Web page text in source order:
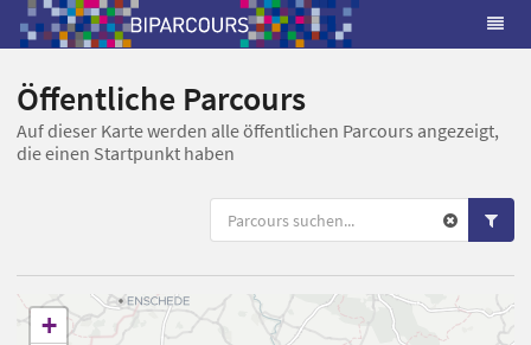
Öffentliche Parcours
Auf dieser Karte werden alle öffentlichen Parcours angezeigt,
die einen Startpunkt haben
+